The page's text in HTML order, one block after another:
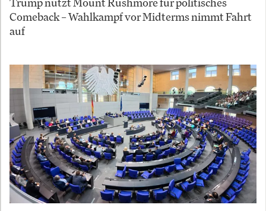
Comeback – Wahlkampf vor Midterms nimmt Fahrt
auf